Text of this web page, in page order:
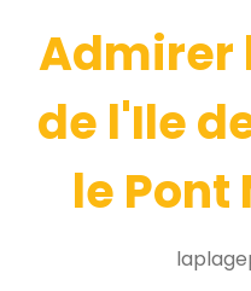
Admirer
de l'Ile
le